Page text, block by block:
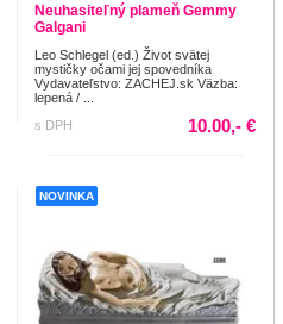
Neuhasiteľný plameň Gemmy
Galgani
Leo Schlegel (ed.) Život svätej
mystičky očami jej spovedníka
Vydavateľstvo: ZACHEJ.sk Väzba:
lepená / ...
s DPH
10.00,- €
NOVINKA